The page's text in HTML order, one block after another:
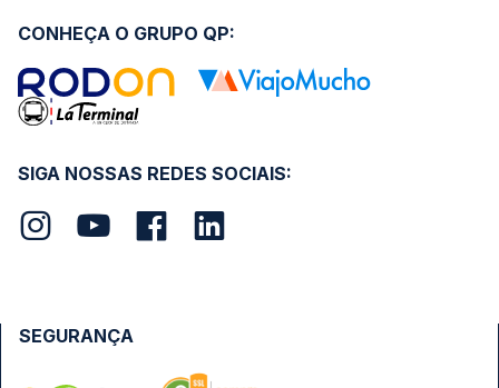
SIGA NOSSAS REDES SOCIAIS:
CONHEÇA O GRUPO QP:
SEGURANÇA